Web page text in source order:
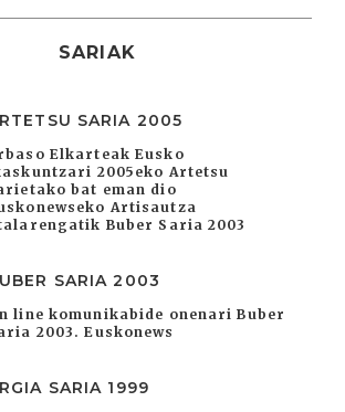
SARIAK
SARIA 2005
Elkarteak Eusko
2005eko Artetsu
bat eman dio
Artisautza
Buber Saria 2003
SARIA 2003
line komunikabide onenari Buber
2003. Euskonews
SARIA 1999